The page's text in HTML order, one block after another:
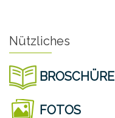
Nützliches
BROSCHÜRE
FOTOS